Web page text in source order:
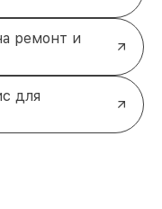
ремонт и
для